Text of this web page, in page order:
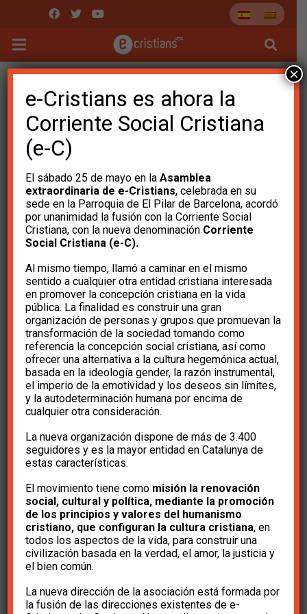
Nos hemos dirigido
nuevamente al
Defensor del Pueblo
pidiendo que rectifique
Apreciado amigo/Apreciada amiga:
ElDefensor del Pueblocompareció a petición
Congreso de los Diputados. Sus
e-Cristians es ahora la
Corriente Social Cristiana
(e-C)
El sábado 25 de mayo en laAsamblea
extraordinaria de e-Cristians, celebrada en su
sede en la Parroquia de El Pilar de Barcelona, ​​acordó
por unanimidad la fusión con la Corriente Social
Cristiana, con la nueva denominación Corriente
Social Cristiana (e-C).
Al mismo tiempo, llamó a caminar en el mismo
sentido a cualquier otra entidad cristiana interesada
en promover la concepción cristiana en la vida
pública. La finalidad es construir una gran
organización de personas y grupos que promuevan la
transformación de la sociedad tomando como
referencia la concepción social cristiana, así como
ofrecer una alternativa a la cultura hegemónica actual,
basada en la ideología gender, la razón instrumental,
el imperio de la emotividad y los deseos sin límites,
y la autodeterminación humana por encima de
cualquier otra consideración.
La nueva organización dispone de más de 3.400
seguidores y es la mayor entidad en Catalunya de
estas características.
El movimiento tiene como misión la renovación
social, cultural y política, mediante la promoción
de los principios y valores del humanismo
cristiano, que configuran la cultura cristiana, en
todos los aspectos de la vida, para construir una
civilización basada en la verdad, el amor, la justicia y
el bien común.
La nueva dirección de la asociación está formada por
la fusión de las direcciones existentes de e-
×